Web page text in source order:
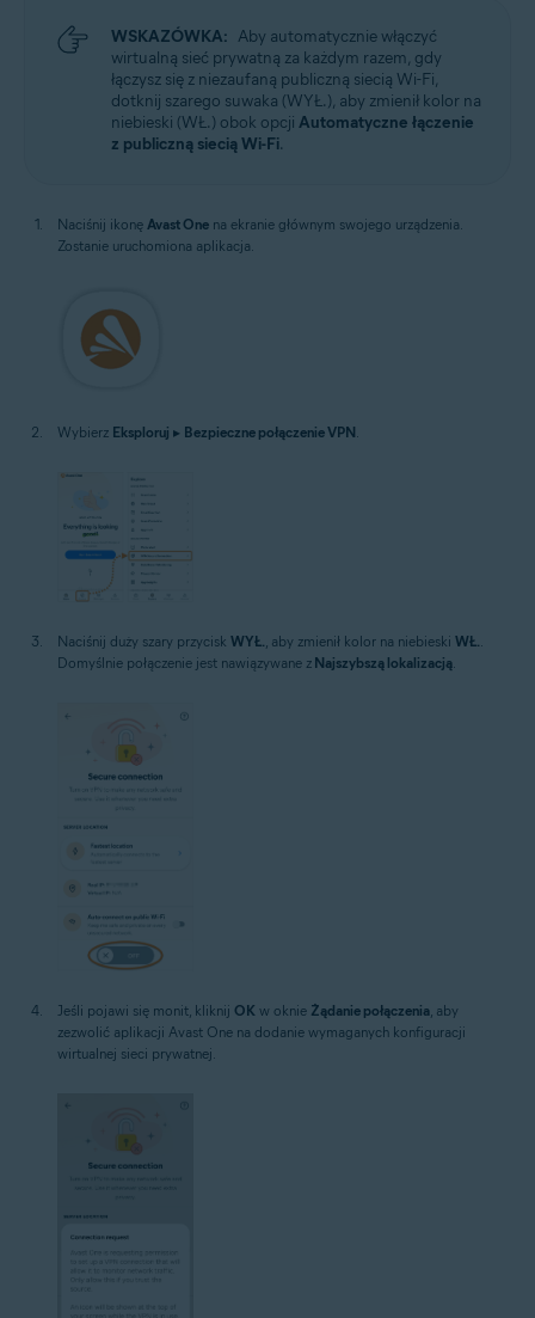
WSKAZÓWKA: Aby automatycznie włączyć
wirtualną sieć prywatną za każdym razem, gdy
łączysz się z niezaufaną publiczną siecią Wi-Fi,
dotknij szarego suwaka (WYŁ.), aby zmienił kolor na
niebieski (WŁ.) obok opcji Automatyczne łączenie
z publiczną siecią Wi-Fi.
Naciśnij ikonę Avast One na ekranie głównym swojego urządzenia.
Zostanie uruchomiona aplikacja.
Wybierz Eksploruj ▸ Bezpieczne połączenie VPN.
Naciśnij duży szary przycisk WYŁ. , aby zmienił kolor na niebieski WŁ.
Domyślnie połączenie jest nawiązywane z Najszybszą lokalizacją
Jeśli pojawi się monit, kliknij OK w oknie Żądanie połączenia , aby
zezwolić aplikacji Avast One na dodanie wymaganych konfiguracji
wirtualnej sieci prywatnej.